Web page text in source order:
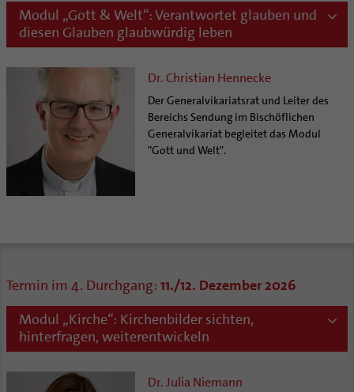
Modul „Gott & Welt“: Verantwortet glauben und
diesen Glauben glaubwürdig leben
Dr. Christian Hennecke
Der Generalvikariatsrat und Leiter des
Bereichs Sendung im Bischöflichen
Generalvikariat begleitet das Modul
"Gott und Welt".
Termin im 4. Durchgang: 11./12. Dezember 2026
Modul „Kirche“: Kirchenbilder sichten,
hinterfragen, weiterentwickeln
Dr. Julia Niemann